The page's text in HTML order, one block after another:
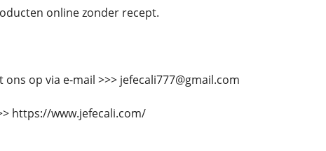
online zonder recept.
op via e-mail >>> jefecali777@gmail.com
https://www.jefecali.com/